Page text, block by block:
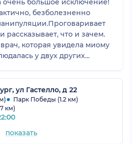
большое исключение!
безболезненно
рассказывает, что и зачем.
которая увидела миому
у двух других
перед планированием
еще
ул Гастелло, д 22
Парк Победы (1.2 км)
км)
показать